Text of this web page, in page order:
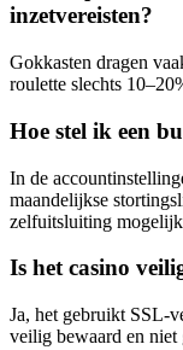
inzetvereisten?
Gokkasten dragen
roulette slechts
Hoe stel ik een
In de
maandelijkse
zelfuitsluiting
Is het casino
Ja, het gebruikt SSL-
veilig bewaard en niet